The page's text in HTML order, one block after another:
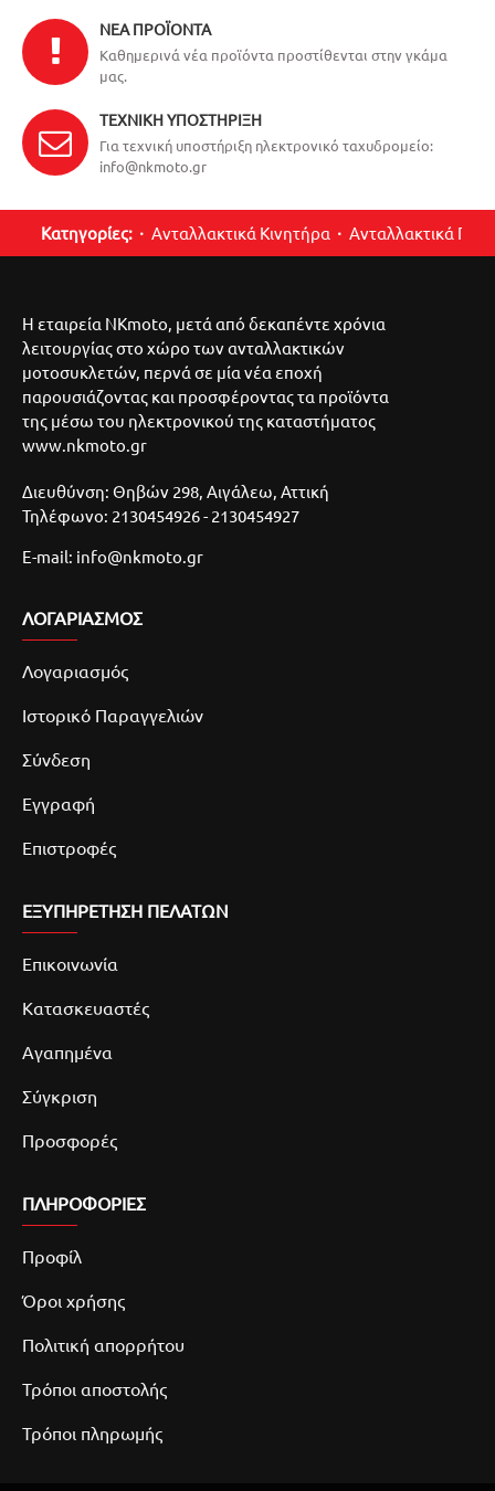
ΝΈΑ ΠΡΟΪΌΝΤΑ
Καθημερινά νέα προϊόντα προστίθενται στην γκάμα
μας.
ΤΕΧΝΙΚΉ ΥΠΟΣΤΉΡΙΞΗ
Για τεχνική υποστήριξη ηλεκτρονικό ταχυδρομείο:
info@nkmoto.gr
Κατηγορίες: Ανταλλακτικά Κινητήρα Ανταλλακτικά
Η εταιρεία NKmoto, μετά από δεκαπέντε χρόνια
λειτουργίας στο χώρο των ανταλλακτικών
μοτοσυκλετών, περνά σε μία νέα εποχή
παρουσιάζοντας και προσφέροντας τα προϊόντα
της μέσω του ηλεκτρονικού της καταστήματος
www.nkmoto.gr
Διευθύνση: Θηβών 298, Αιγάλεω, Αττική
Τηλέφωνο: 2130454926 - 2130454927
E-mail: info@nkmoto.gr
ΛΟΓΑΡΙΑΣΜΌΣ
Λογαριασμός
Ιστορικό Παραγγελιών
Σύνδεση
Εγγραφή
Επιστροφές
ΕΞΥΠΗΡΕΤΗΣΗ ΠΕΛΑΤΩΝ
Επικοινωνία
Κατασκευαστές
Αγαπημένα
Σύγκριση
Προσφορές
ΠΛΗΡΟΦΟΡΙΕΣ
Προφίλ
Όροι χρήσης
Πολιτική απορρήτου
Τρόποι αποστολής
Τρόποι πληρωμής